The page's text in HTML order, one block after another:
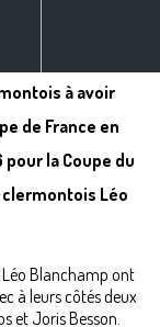
à avoir
de France en
pour la Coupe du
Léo
Léo Blanchamp ont
à leurs côtés deux
et Joris Besson.